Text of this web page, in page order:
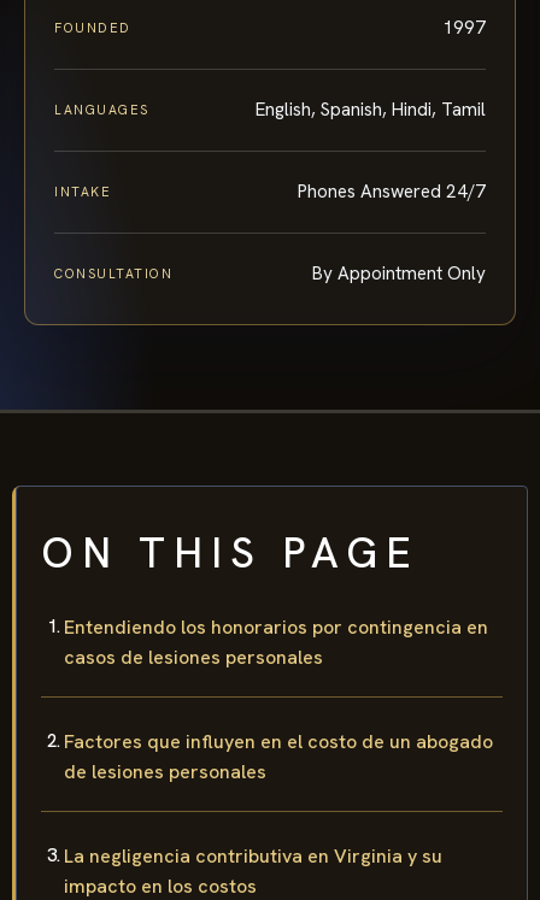
FOUNDED 1997
LANGUAGES English, Spanish, Hindi, Tamil
INTAKE Phones Answered 24/7
CONSULTATION By Appointment Only
ON THIS PAGE
Entendiendo los honorarios por contingencia en
casos de lesiones personales
Factores que influyen en el costo de un abogado
de lesiones personales
La negligencia contributiva en Virginia y su
impacto en los costos